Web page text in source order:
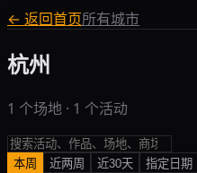
← 返回首页所有城市
杭州
1 个场地 · 1 个活动
本周 近两周 近30天 指定日期